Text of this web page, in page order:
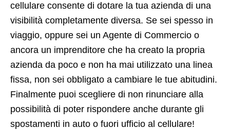
cellulare consente di dotare la tua azienda di una
visibilità completamente diversa. Se sei spesso in
viaggio, oppure sei un Agente di Commercio o
ancora un imprenditore che ha creato la propria
azienda da poco e non ha mai utilizzato una linea
fissa, non sei obbligato a cambiare le tue abitudini.
Finalmente puoi scegliere di non rinunciare alla
possibilità di poter rispondere anche durante gli
spostamenti in auto o fuori ufficio al cellulare!